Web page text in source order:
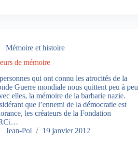
Mémoire et histoire
de mémoire
qui ont connu les atrocités de la
Guerre mondiale nous quittent peu à peu
elles, la mémoire de la barbarie nazie.
que l’ennemi de la démocratie est
les créateurs de la Fondation
Jean-Pol
19 janvier 2012